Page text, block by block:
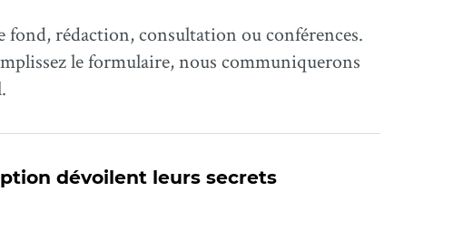
rédaction, consultation ou conférences.
le formulaire, nous communiquerons
dévoilent leurs secrets